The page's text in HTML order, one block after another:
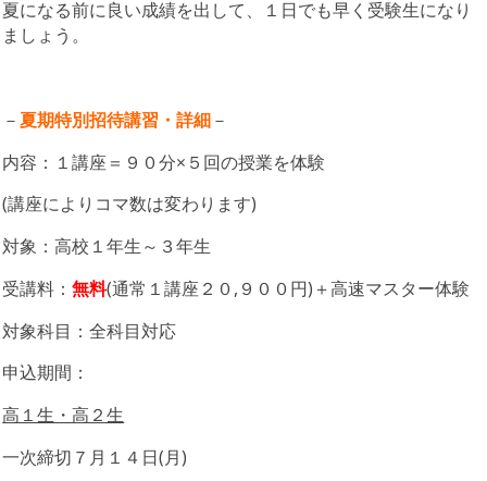
夏になる前に良い成績を出して、１日でも早く受験生になり
ましょう。
－夏期特別招待講習・詳細－
内容：１講座＝９０分×５回の授業を体験
(講座によりコマ数は変わります)
対象：高校１年生～３年生
受講料：無料(通常１講座２０,９００円)＋高速マスター体験
対象科目：全科目対応
申込期間：
高１生・高２生
一次締切７月１４日(月)